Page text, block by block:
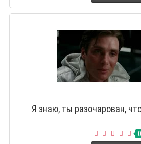
Я знаю, ты разочарован,
0